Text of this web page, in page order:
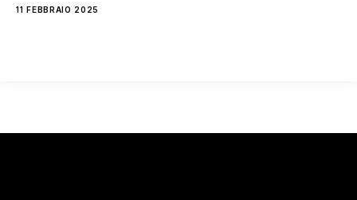
11 FEBBRAIO 2025